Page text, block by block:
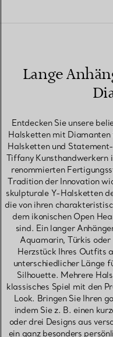
Lange
Entdecken Sie unsere
Halsketten mit
Halsketten und
Tiffany Kunsthandwerkern
renommierten
Tradition der Innovation
skulpturale Y-Halsketten
die von ihren
dem ikonischen Open
sind. Ein langer
Aquamarin, Türkis
Herzstück Ihres Outfits
unterschiedlicher Länge
Silhouette. Mehrere
klassisches Spiel mit den
Look. Bringen Sie Ihren
indem Sie z. B. einen
oder drei Designs aus
ein ganz besonders